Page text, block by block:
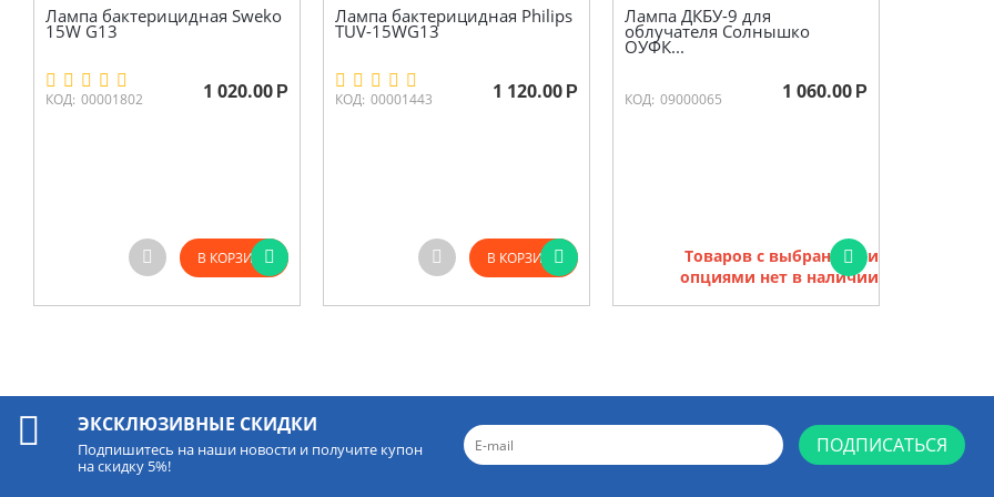
Лампа бактерицидная Sweko
15W G13
КОД: 00001802 1 020.00 Р
В КОРЗИНУ
Лампа бактерицидная Philips
ТUV-15WG13
КОД: 00001443 1 120.00 Р
В КОРЗИНУ
Лампа ДКБУ-9 для
облучателя Солнышко
ОУФК...
КОД: 09000065 1 060.00 Р
Товаров с выбранными
опциями нет в наличии
ЭКСКЛЮЗИВНЫЕ СКИДКИ
Подпишитесь на наши новости и получите купон
на скидку 5%!
ПОДПИСАТЬСЯ